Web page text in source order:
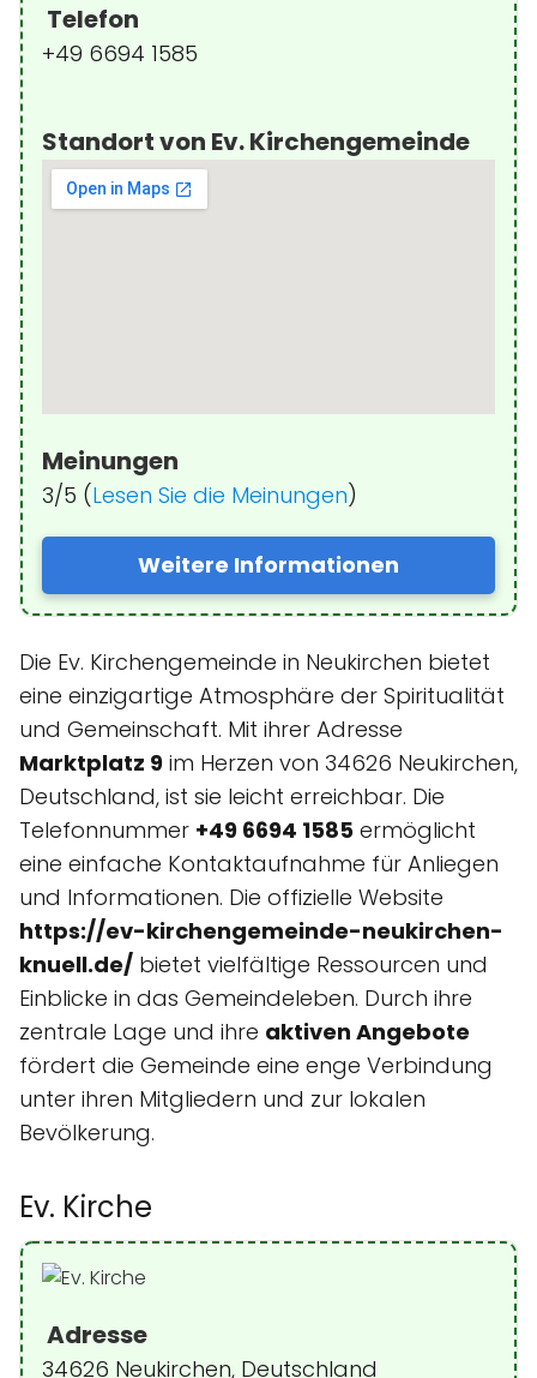
Telefon
+49 6694 1585
Standort von Ev. Kirchengemeinde
Meinungen
3/5 (Lesen Sie die Meinungen)
Weitere Informationen
Die Ev. Kirchengemeinde in Neukirchen bietet
eine einzigartige Atmosphäre der Spiritualität
und Gemeinschaft. Mit ihrer Adresse
Marktplatz 9 im Herzen von 34626 Neukirchen,
Deutschland, ist sie leicht erreichbar. Die
Telefonnummer +49 6694 1585 ermöglicht
eine einfache Kontaktaufnahme für Anliegen
und Informationen. Die offizielle Website
https://ev-kirchengemeinde-neukirchen-
knuell.de/ bietet vielfältige Ressourcen und
Einblicke in das Gemeindeleben. Durch ihre
zentrale Lage und ihre aktiven Angebote
fördert die Gemeinde eine enge Verbindung
unter ihren Mitgliedern und zur lokalen
Bevölkerung.
Ev. Kirche
Adresse
34626 Neukirchen, Deutschland